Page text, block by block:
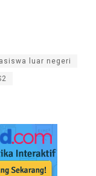
luar negeri